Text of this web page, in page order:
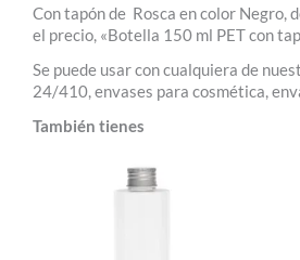
Con tapón de Rosca en color Negro,
el precio, «Botella 150 ml PET con
Se puede usar con cualquiera de
24/410, envases para cosmética,
También tienes